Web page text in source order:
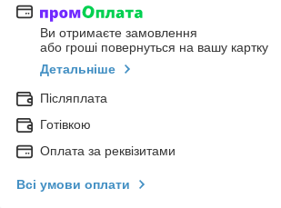
Ви отримаєте замовлення
або гроші повернуться на вашу картку
Детальніше
Післяплата
Готівкою
Оплата за реквізитами
Всі умови оплати